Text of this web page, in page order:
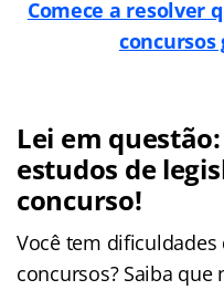
Comece a resolver
Lei em
estudos de
concurso!
Você tem
concursos? Saiba que